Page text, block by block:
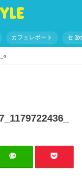
カフェレポート セミ